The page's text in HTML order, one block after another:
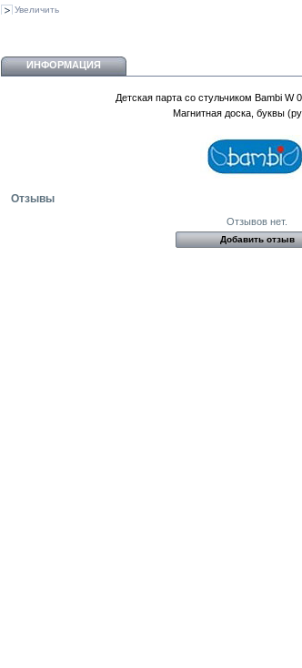
Увеличить
ИНФОРМАЦИЯ
Детская парта со стульчиком Bambi W
Магнитная доска, буквы
Отзывы
Отзывов нет.